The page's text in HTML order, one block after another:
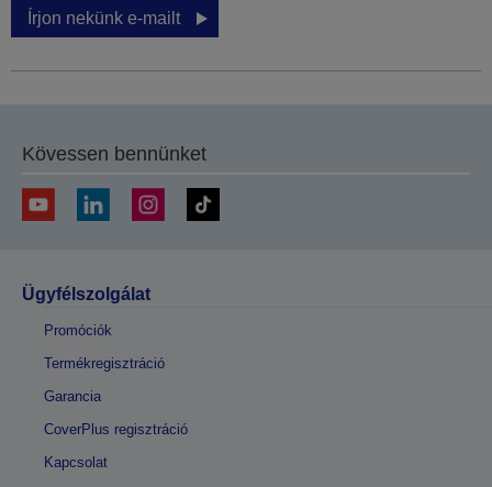
Írjon nekünk e-mailt
Kövessen bennünket
Ügyfélszolgálat
Promóciók
Termékregisztráció
Garancia
CoverPlus regisztráció
Kapcsolat